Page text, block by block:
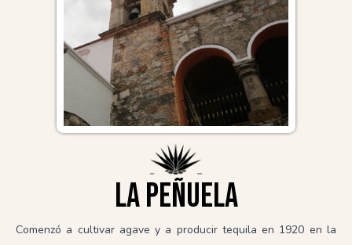
La peñuela
Comenzó a cultivar agave y a producir tequila en 1920 en la